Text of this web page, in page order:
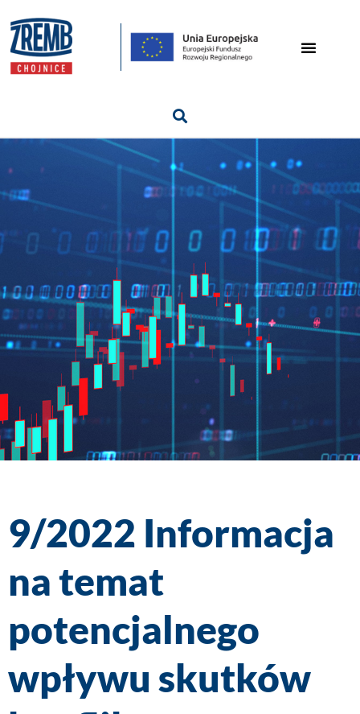
9/2022 Informacja
na temat
potencjalnego
wpływu skutków